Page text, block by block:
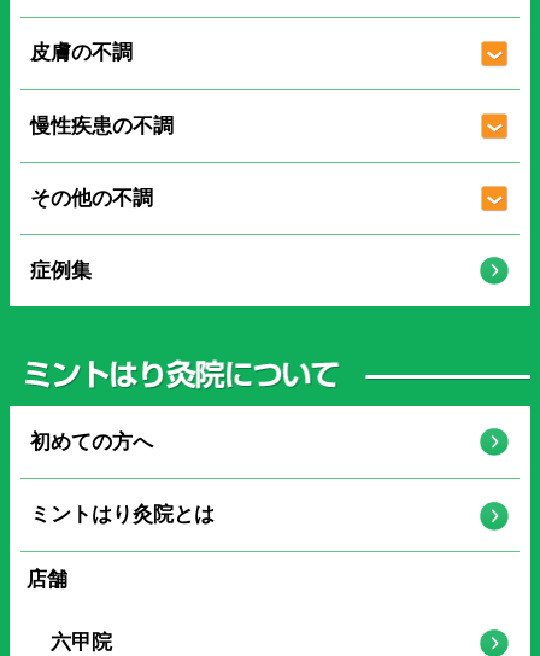
皮膚の不調
慢性疾患の不調
その他の不調
症例集
初めての方へ
ミントはり灸院とは
店舗
六甲院